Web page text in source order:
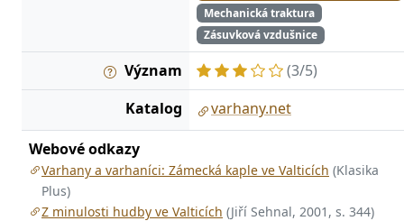
Mechanická traktura
Zásuvková vzdušnice
Význam
(3/5)
Katalog
varhany.net
Webové odkazy
Varhany a varhaníci: Zámecká kaple ve Valticích (Klasika
Plus)
Z minulosti hudby ve Valticích (Jiří Sehnal, 2001, s. 344)